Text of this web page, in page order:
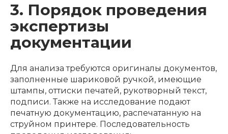
3. Порядок проведения
экспертизы
документации
Для анализа требуются оригиналы документов,
заполненные шариковой ручкой, имеющие
штампы, оттиски печатей, рукотворный текст,
подписи. Также на исследование подают
печатную документацию, распечатанную на
струйном принтере. Последовательность